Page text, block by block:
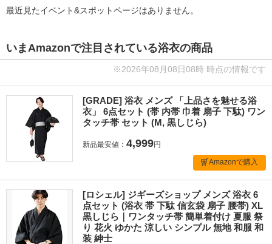
最近見たイベント&スポットページはありません。
いまAmazonで注目されている浴衣の商品
※2026年08月08日08時 時点の情報です
[GRADE] 浴衣 メンズ 「上品さを魅せる浴
衣」 6点セット (帯 内帯 巾着 扇子 下駄) ワン
タッチ帯 セット (M, 黒しじら)
新品最安値： 4,999円
Amazonで購入
[ロシェル] ジギーズショップ メンズ 浴衣 6
点セット (浴衣 帯 下駄 信玄袋 扇子 腰帯) XL
黒しじら｜ワンタッチ帯 簡単着付け 夏服 祭
り 花火 ゆかた 涼しい シンプル 無地 和服 和
装 紳士